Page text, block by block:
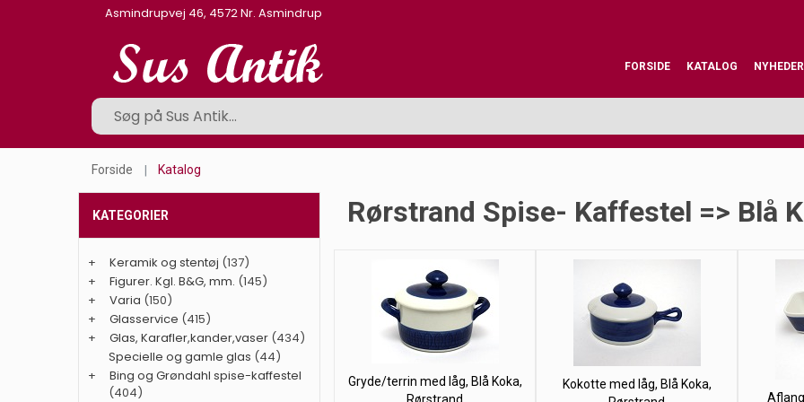
Asmindrupvej 46, 4572 Nr. Asmindrup
FORSIDE KATALOG NYHEDER
Forside Katalog
Rørstrand Spise- Kaffestel => Blå
Gryde/terrin med låg, Blå Koka,
Kokotte med låg, Blå Koka,
KATEGORIER
+ Keramik og stentøj (137)
+
Figurer. Kgl. B&G, mm. (145)
+
Varia (150)
+
Glasservice (415)
+
Glas, Karafler,kander,vaser (434)
Specielle og gamle glas (44)
+
Bing og Grøndahl spise-kaffestel
(404)